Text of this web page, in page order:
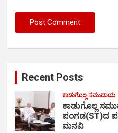
Recent Posts
ಕಾಡುಗೊಲ್ಲ ಸಮುದಾಯ
ಕಾಡುಗೊಲ್ಲ
ಪಂಗಡ(ST)ದ
ಮನವಿ